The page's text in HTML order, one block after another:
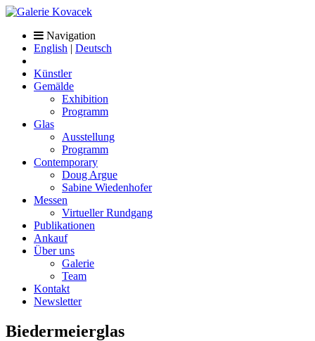
Navigation
English | Deutsch
Künstler
Gemälde
Exhibition
Programm
Glas
Ausstellung
Programm
Contemporary
Doug Argue
Sabine Wiedenhofer
Messen
Virtueller Rundgang
Publikationen
Ankauf
Über uns
Galerie
Team
Kontakt
Newsletter
Biedermeierglas